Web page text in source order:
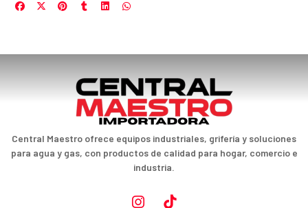
Central Maestro ofrece equipos industriales, grifería y soluciones
para agua y gas, con productos de calidad para hogar, comercio e
industria.